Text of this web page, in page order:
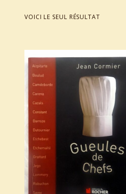
VOICI LE SEUL RÉSULTAT
List of products